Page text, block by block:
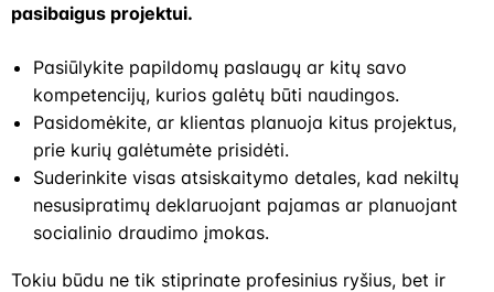
pasibaigus projektui.
Pasiūlykite papildomų paslaugų ar kitų savo
kompetencijų, kurios galėtų būti naudingos.
Pasidomėkite, ar klientas planuoja kitus projektus,
prie kurių galėtumėte prisidėti.
Suderinkite visas atsiskaitymo detales, kad nekiltų
nesusipratimų deklaruojant pajamas ar planuojant
socialinio draudimo įmokas.
Tokiu būdu ne tik stiprinate profesinius ryšius, bet ir